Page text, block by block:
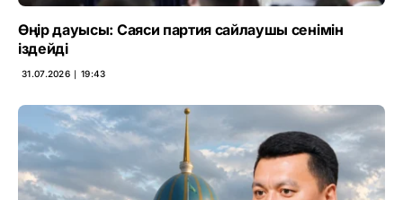
Өңір дауысы: Саяси партия сайлаушы сенімін
іздейді
31.07.2026 ∣ 19:43